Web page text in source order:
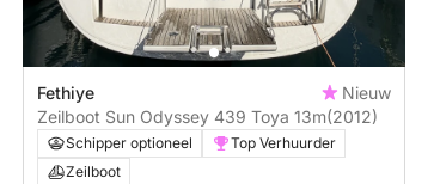
Fethiye
Nieuw
Zeilboot Sun Odyssey 439 Toya 13m(2012)
Schipper optioneel
Top Verhuurder
Zeilboot